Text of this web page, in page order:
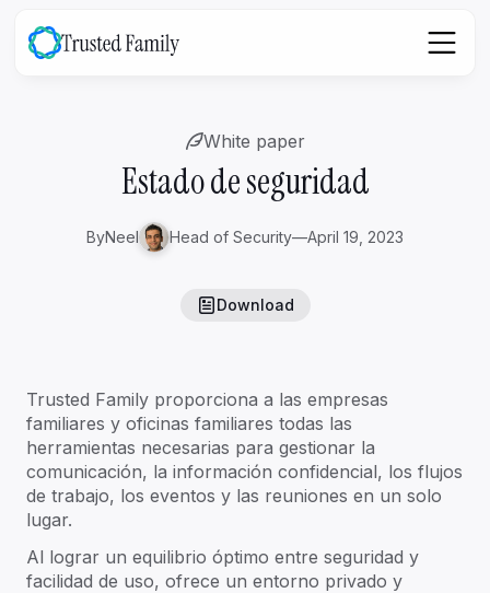
White paper
Estado de seguridad
ByNeel Head of Security—April 19, 2023
Download
Trusted Family proporciona a las empresas
familiares y oficinas familiares todas las
herramientas necesarias para gestionar la
comunicación, la información confidencial, los flujos
de trabajo, los eventos y las reuniones en un solo
lugar.
Al lograr un equilibrio óptimo entre seguridad y
facilidad de uso, ofrece un entorno privado y